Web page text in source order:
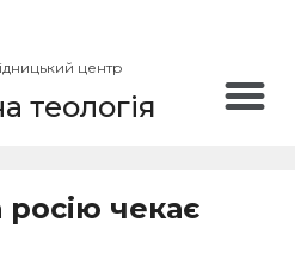
центр
теологія
чекає